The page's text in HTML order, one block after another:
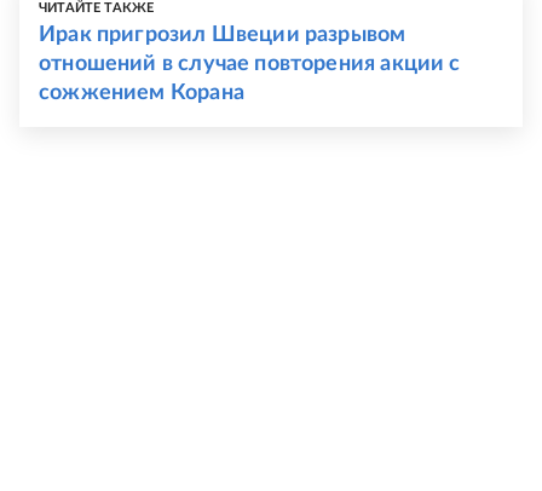
ЧИТАЙТЕ ТАКЖЕ
Ирак пригрозил Швеции разрывом
отношений в случае повторения акции с
сожжением Корана